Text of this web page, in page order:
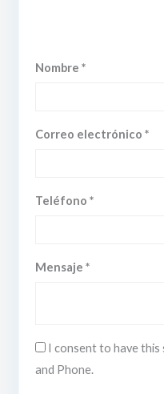
Nombre *
Correo electrónico *
Teléfono *
Mensaje *
I consent to have this
and Phone.